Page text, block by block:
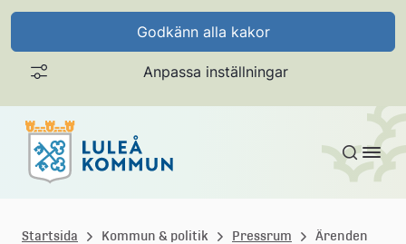
Godkänn alla kakor
Anpassa inställningar
Gå till innehållet
Startsida Kommun & politik Pressrum
Ärenden